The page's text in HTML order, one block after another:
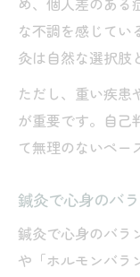
め、個人差のある
な不調を感じてい
灸は自然な選択肢
ただし、重い疾患
が重要です。自己
て無理のないペー
鍼灸で心身のバ
鍼灸で心身のバラ
や「ホルモンバラ